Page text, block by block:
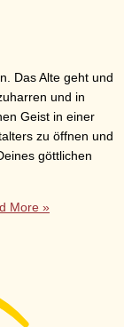
Das Alte geht und
und in
Geist in einer
zu öffnen und
göttlichen
More »